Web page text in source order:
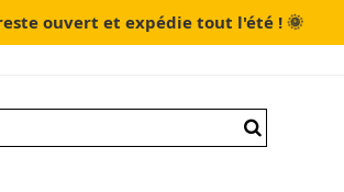
ouvert et expédie tout l'été !🌞